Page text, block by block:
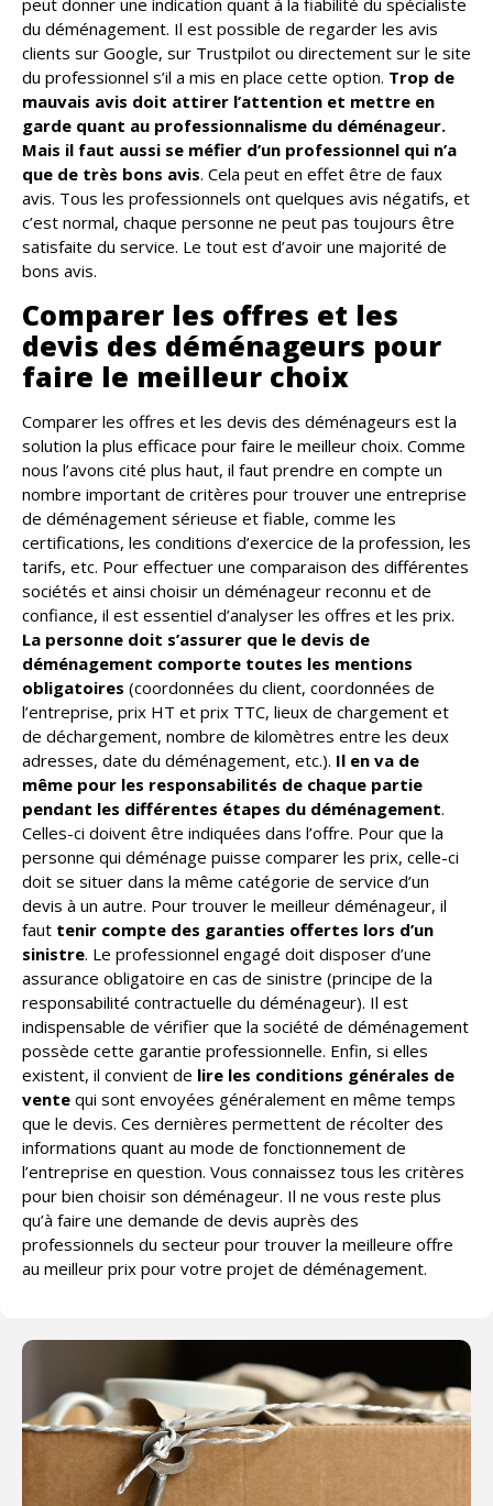
peut donner une indication quant à la fiabilité du spécialiste
du déménagement. Il est possible de regarder les avis
clients sur Google, sur Trustpilot ou directement sur le site
du professionnel s’il a mis en place cette option. Trop de
mauvais avis doit attirer l’attention et mettre en
garde quant au professionnalisme du déménageur.
Mais il faut aussi se méfier d’un professionnel qui n’a
que de très bons avis. Cela peut en effet être de faux
avis. Tous les professionnels ont quelques avis négatifs, et
c’est normal, chaque personne ne peut pas toujours être
satisfaite du service. Le tout est d’avoir une majorité de
bons avis.
Comparer les offres et les
devis des déménageurs pour
faire le meilleur choix
Comparer les offres et les devis des déménageurs est la
solution la plus efficace pour faire le meilleur choix. Comme
nous l’avons cité plus haut, il faut prendre en compte un
nombre important de critères pour trouver une entreprise
de déménagement sérieuse et fiable, comme les
certifications, les conditions d’exercice de la profession, les
tarifs, etc. Pour effectuer une comparaison des différentes
sociétés et ainsi choisir un déménageur reconnu et de
confiance, il est essentiel d’analyser les offres et les prix.
La personne doit s’assurer que le devis de
déménagement comporte toutes les mentions
obligatoires (coordonnées du client, coordonnées de
l’entreprise, prix HT et prix TTC, lieux de chargement et
de déchargement, nombre de kilomètres entre les deux
adresses, date du déménagement, etc.). Il en va de
même pour les responsabilités de chaque partie
pendant les différentes étapes du déménagement.
Celles-ci doivent être indiquées dans l’offre. Pour que la
personne qui déménage puisse comparer les prix, celle-ci
doit se situer dans la même catégorie de service d’un
devis à un autre. Pour trouver le meilleur déménageur, il
faut tenir compte des garanties offertes lors d’un
sinistre. Le professionnel engagé doit disposer d’une
assurance obligatoire en cas de sinistre (principe de la
responsabilité contractuelle du déménageur). Il est
indispensable de vérifier que la société de déménagement
possède cette garantie professionnelle. Enfin, si elles
existent, il convient de lire les conditions générales de
vente qui sont envoyées généralement en même temps
que le devis. Ces dernières permettent de récolter des
informations quant au mode de fonctionnement de
l’entreprise en question. Vous connaissez tous les critères
pour bien choisir son déménageur. Il ne vous reste plus
qu’à faire une demande de devis auprès des
professionnels du secteur pour trouver la meilleure offre
au meilleur prix pour votre projet de déménagement.